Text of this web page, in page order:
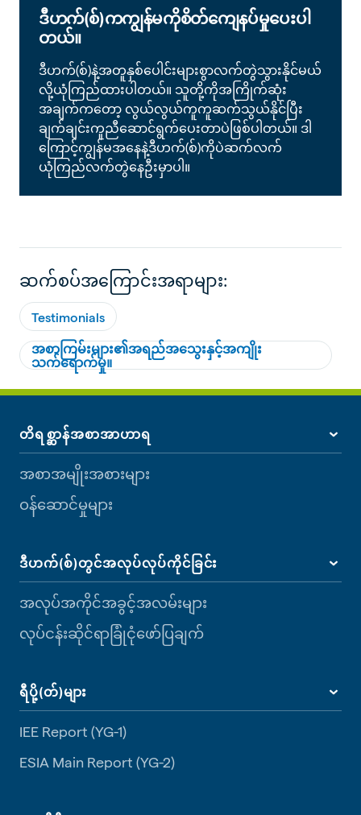
ဒီဟက်(စ်)ကကျွန်မကိုစိတ်ကျေနပ်မှုပေးပါ
တယ်။
ဒီဟက်(စ်)နဲ့အတူနှစ်ပေါင်းများစွာလက်တွဲသွားနိုင်မယ်
လို့ယုံကြည်ထားပါတယ်။ သူတို့ကိုအကြိုက်ဆုံး
အချက်ကတော့ လွယ်လွယ်ကူကူဆက်သွယ်နိုင်ပြီး
ချက်ချင်းကူညီဆောင်ရွက်ပေးတာပဲဖြစ်ပါတယ်။ ဒါ
ကြောင့်ကျွန်မအနေနဲ့ဒီဟက်(စ်)ကိုပဲဆက်လက်
ယုံကြည်လက်တွဲနေဦးမှာပါ။
ဆက်စပ်အကြောင်းအရာများ:
Testimonials
အစာကြမ်းများ၏အရည်အသွေးနှင့်အကျိုး
သက်ရောက်မှု။
တိရစ္ဆာန်အစာအာဟာရ
အစာအမျိုးအစားများ
ဝန်ဆောင်မှုများ
ဒီဟက်(စ်)တွင်အလုပ်လုပ်ကိုင်ခြင်း
အလုပ်အကိုင်အခွင့်အလမ်းများ
လုပ်ငန်းဆိုင်ရာခြုံငုံဖော်ပြချက်
ရီပို့(တ်)များ
IEE Report (YG-1)
ESIA Main Report (YG-2)